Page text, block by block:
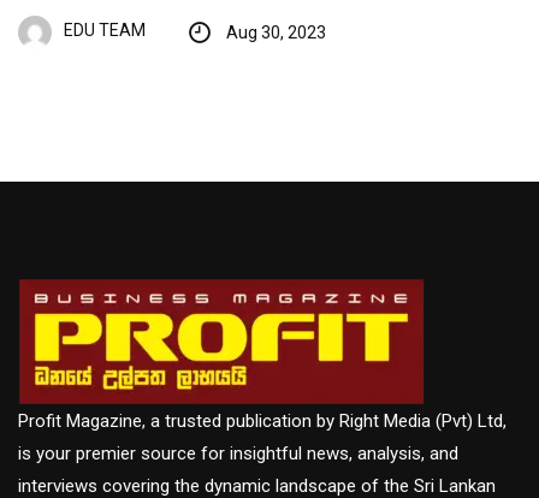
EDU TEAM Aug 30, 2023
Profit Magazine, a trusted publication by Right Media (Pvt) Ltd,
is your premier source for insightful news, analysis, and
interviews covering the dynamic landscape of the Sri Lankan